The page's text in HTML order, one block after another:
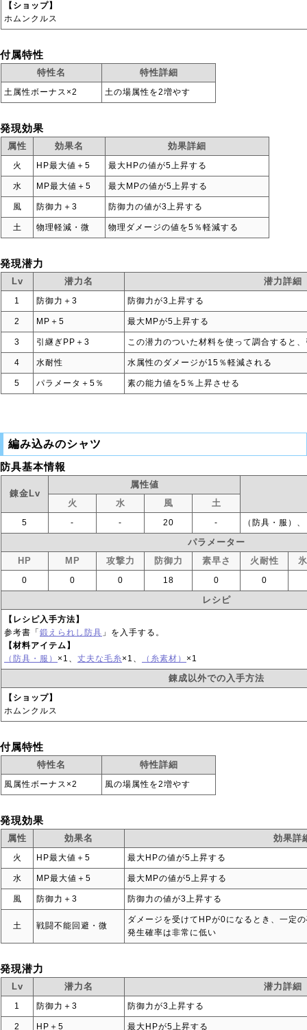
【ショップ】
ホムンクルス
付属特性
特性名 特性詳細
土属性ボーナス×2 土の場属性を2増やす
発現効果
属性 効果名 効果詳細
火 HP最大値＋5 最大HPの値が5上昇する
水 MP最大値＋5 最大MPの値が5上昇する
風 防御力＋3 防御力の値が3上昇する
土 物理軽減・微 物理ダメージの値を5％軽減する
発現潜力
Lv 潜力名 潜力詳細
1 防御力＋3 防御力が3上昇する
2 MP＋5 最大MPが5上昇する
3 引継ぎPP＋3 この潜力のついた材料を使って調合すると
4 水耐性 水属性のダメージが15％軽減される
5 パラメータ＋5％ 素の能力値を5％上昇させる
編み込みのシャツ
防具基本情報
錬金Lv
属性値
火
水 風 土
5 ‐ ‐ 20 ‐ （防具・服）
パラメーター
HP
MP 攻撃力 防御力 素早さ 火耐性
0 0 0 18 0 0
レシピ
【レシピ入手方法】
参考書「 鍛えられし防具 」を入手する。
【材料アイテム】
（防具・服） ×1、 丈夫な毛糸×1、 （糸素材） ×1
錬成以外での入手方法
【ショップ】
ホムンクルス
付属特性
特性名 特性詳細
風属性ボーナス×2 風の場属性を2増やす
発現効果
属性 効果名 効果詳
火 HP最大値＋5 最大HPの値が5上昇する
水 MP最大値＋5 最大MPの値が5上昇する
風 防御力＋3 防御力の値が3上昇する
土 戦闘不能回避・微
ダメージを受けてHPが0になるとき、一定
発生確率は非常に低い
発現潜力
Lv 潜力名 潜力詳細
1 防御力＋3 防御力が3上昇する
2 HP＋5 最大HPが5上昇する